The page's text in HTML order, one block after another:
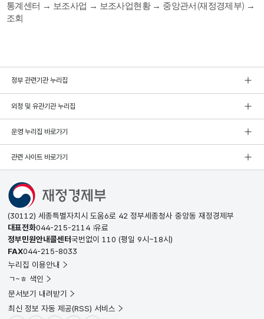
통계센터 → 보조사업 → 보조사업현황 → 중앙관서(재정경제부) →
조회
정부 관련기관 누리집
외청 및 유관기관 누리집
운영 누리집 바로가기
관련 사이트 바로가기
(30112) 세종특별자치시 도움6로 42 정부세종청사 중앙동 재정경제부
대표전화044-215-2114 유료
정부민원안내콜센터국번없이 110 (평일 9시~18시)
FAX044-215-8033
누리집 이용안내
ㄱ~ㅎ 색인
문서보기 내려받기
최신 정보 자동 제공(RSS) 서비스